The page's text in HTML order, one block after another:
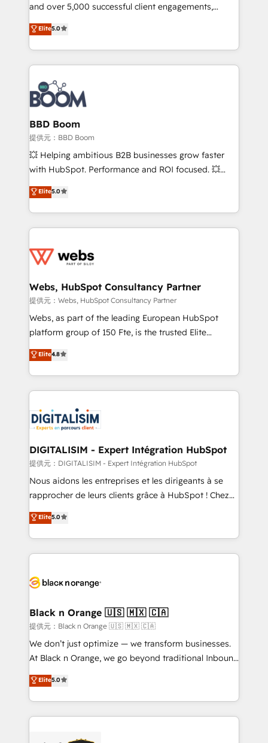
opportunités d'affaires ➤ La mise en place de
stratégies d'acquisition marketing (SEO, SEA,
inbound, automatisation marketing, ABM, IA,
emailing) Informations clés : - 10 ans d'expérience -
100+ intégrations CRM HubSpot réussies - 40
experts conseil - 150 certifications HubSpot
cumulées
and over 5,000 successful client engagements,
Vonazon turns marketing complexity into
measurable, scalable growth. From onboarding to
enterprise-grade campaigns, our in-house team
builds scalable strategies that drive long-term
revenue. ⚙️ HubSpot Integration & Optimization •
Seamless CRM, CMS, and automation setup •
Complex platform migrations and data cleanups •
Custom APIs and third-party integrations 📈 End-to-
End Revenue Acceleration • Lifecycle marketing and
pipeline growth programs • Sales enablement tools
and CRM optimization • Retention strategies with
Execution • 750+ onboardings and 2,000+
implementations • Deep expertise across marketing,
Elite5.0
BBD Boom
提供元：BBD Boom
💥 Helping ambitious B2B businesses grow faster
with HubSpot. Performance and ROI focused. 💥
BBD Boom is the HubSpot partner that can help you
to HubSpot Better. We work with your teams to
solve all your HubSpot challenges and improve user
adoption, sales process and marketing results.
the first time 🔧 Designing and optimising your
and build using HubSpot 🔌 Integrating HubSpot
with other systems 🎓 Training your teams to be
HubSpot pros 📊 Lead generation services using
HubSpot Why us? - SIX HubSpot Accreditations -
CRM, Solutions Architecture, Onboarding , Data
Migration, Custom Integration & Platform
team of 25+ experts Contact us today to help you
get more from your investment in HubSpot.
Elite5.0
Webs, HubSpot Consultancy Partner
提供元：Webs, HubSpot Consultancy Partner
Webs, as part of the leading European HubSpot
platform group of 150 Fte, is the trusted Elite
HubSpot CRM Partner offering you a roadmap on
maximizing EBITDA and achieving Commercial
Excellence. With our targeted processes, we
strengthen your digital transformation and minimize
Implementation partner, we provide expertise to
drive your business forward. Since 2015 we are fully
dedicated to HubSpot and with an experienced
team (50+), we work with reputable companies in
B2B sectors such as manufacturing, SaaS and
business services. We prepare a customized
impact of your digital transformation, including a
detailed financial rationale with a focus on ROI and
embark on a transformational journey that sets your
business up for long-term success. Unlock your
business. If not now, when?
Elite4.8
DIGITALISIM - Expert Intégration HubSpot
提供元：DIGITALISIM - Expert Intégration HubSpot
Nous aidons les entreprises et les dirigeants à se
rapprocher de leurs clients grâce à HubSpot ! Chez
DIGITALISIM, nous avons l'intime conviction que la
réussite des entreprises passe par l’innovation web,
le marketing digital, et la relation client ! C'est
pourquoi, nos experts sont à la fois capables de
référencement, votre stratégie digitale et le pilotage
projet HubSpot avec DIGITALISIM : 🧽 Nettoyage,
migration et intégration des bases de données. 🚀
Développement des interfaces avec vos logiciels
métiers ⚙️ Configuration de la plateforme HubSpot
Book Process & Guidelines utilisateurs 🎓
Formations des utilisateurs
Elite5.0
Black n Orange 🇺🇸 🇲🇽 🇨🇦
提供元：Black n Orange 🇺🇸 🇲🇽 🇨🇦
We don’t just optimize — we transform businesses.
At Black n Orange, we go beyond traditional Inbound
Marketing with our exclusive methodologies:
BOOMS and BOOST. Together, they form a powerful
combination that has driven success for over 800
businesses worldwide. As Elite HubSpot Partners, we
Elite5.0